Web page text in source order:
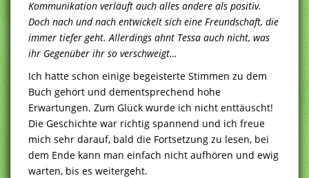
Kommunikation verläuft auch alles andere als positiv.
Doch nach und nach entwickelt sich eine Freundschaft, die
immer tiefer geht. Allerdings ahnt Tessa auch nicht, was
ihr Gegenüber ihr so verschweigt…
Ich hatte schon einige begeisterte Stimmen zu dem
Buch gehört und dementsprechend hohe
Erwartungen. Zum Glück wurde ich nicht enttäuscht!
Die Geschichte war richtig spannend und ich freue
mich sehr darauf, bald die Fortsetzung zu lesen, bei
dem Ende kann man einfach nicht aufhören und ewig
warten, bis es weitergeht.